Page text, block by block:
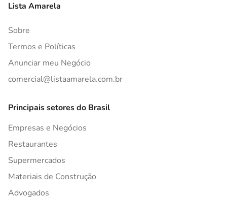
Lista Amarela
Sobre
Termos e Políticas
Anunciar meu Negócio
comercial@listaamarela.com.br
Principais setores do Brasil
Empresas e Negócios
Restaurantes
Supermercados
Materiais de Construção
Advogados